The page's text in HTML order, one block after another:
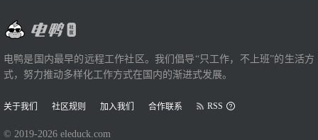
电鸭是国内最早的远程工作社区。我们倡导“只工作，不上班”的生活方
式，努力推动多样化工作方式在国内的渐进式发展。
关于我们 社区规则 加入我们 合作联系 RSS
© 2019-2026 eleduck.com